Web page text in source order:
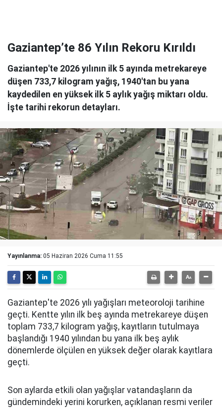
Gaziantep’te 86 Yılın Rekoru Kırıldı
Gaziantep'te 2026 yılının ilk 5 ayında metrekareye
düşen 733,7 kilogram yağış, 1940'tan bu yana
kaydedilen en yüksek ilk 5 aylık yağış miktarı oldu.
İşte tarihi rekorun detayları.
Yayınlanma: 05 Haziran 2026 Cuma 11:55
Gaziantep'te 2026 yılı yağışları meteoroloji tarihine
geçti. Kentte yılın ilk beş ayında metrekareye düşen
toplam 733,7 kilogram yağış, kayıtların tutulmaya
başlandığı 1940 yılından bu yana ilk beş aylık
dönemlerde ölçülen en yüksek değer olarak kayıtlara
geçti.
Son aylarda etkili olan yağışlar vatandaşların da
gündemindeki yerini korurken, açıklanan resmi veriler